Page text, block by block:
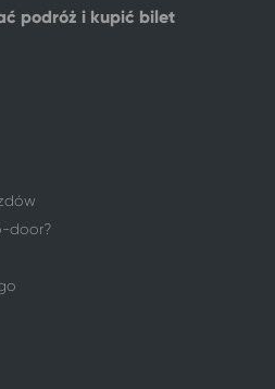
door?
podróż i kupić bilet